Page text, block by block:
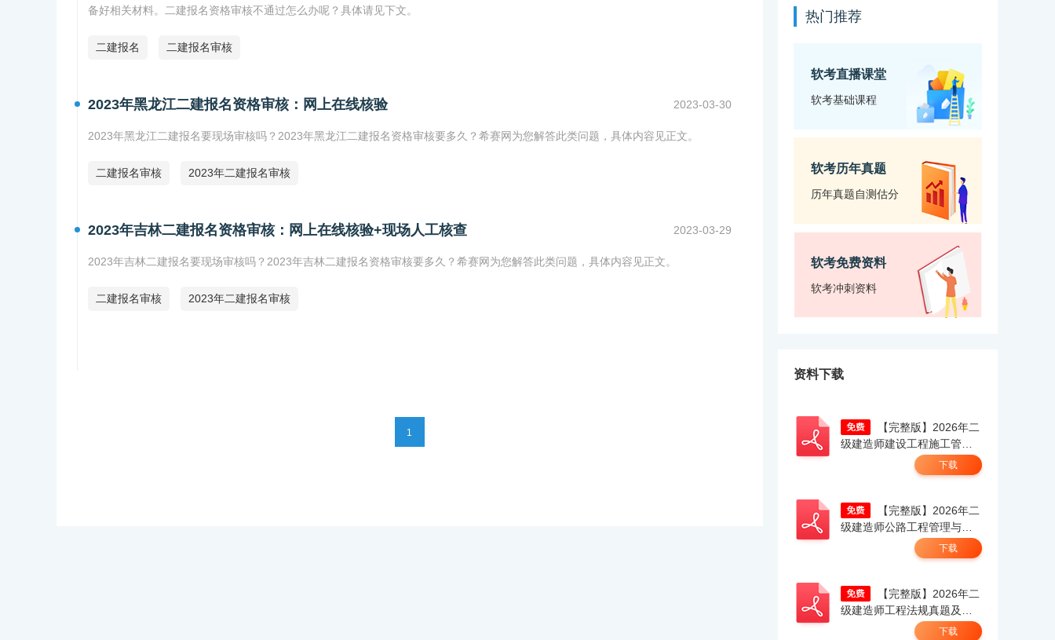
备好相关材料。二建报名资格审核不通过怎么办呢？具体请见下文。
二建报名 二建报名审核
2023年黑龙江二建报名资格审核：网上在线核验 2023-03-30
2023年黑龙江二建报名要现场审核吗？2023年黑龙江二建报名资格审核要多久？希赛网为您解答此类问题，具体内容见正文。
二建报名审核 2023年二建报名审核
2023年吉林二建报名资格审核：网上在线核验+现场人工核查 2023-03-29
2023年吉林二建报名要现场审核吗？2023年吉林二建报名资格审核要多久？希赛网为您解答此类问题，具体内容见正文。
二建报名审核 2023年二建报名审核
1
热门推荐
软考直播课堂
软考基础课程
软考历年真题
历年真题自测估分
软考免费资料
软考冲刺资料
资料下载
级建造师建设工程施工管理
真题答案及解析（考生回忆
下载
级建造师公路工程管理与实
务真题解析（考生回忆
下载
级建造师工程法规真题及答
案解析（5.30）（考生回忆
下载